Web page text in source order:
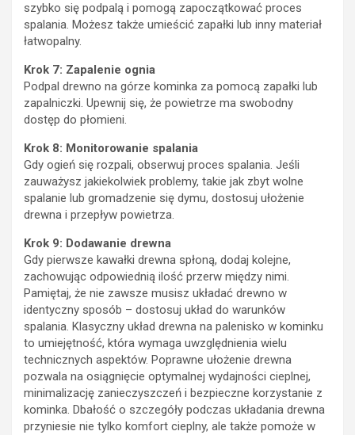
szybko się podpalą i pomogą zapoczątkować proces
spalania. Możesz także umieścić zapałki lub inny materiał
łatwopalny.
Krok 7: Zapalenie ognia
Podpal drewno na górze kominka za pomocą zapałki lub
zapalniczki. Upewnij się, że powietrze ma swobodny
dostęp do płomieni.
Krok 8: Monitorowanie spalania
Gdy ogień się rozpali, obserwuj proces spalania. Jeśli
zauważysz jakiekolwiek problemy, takie jak zbyt wolne
spalanie lub gromadzenie się dymu, dostosuj ułożenie
drewna i przepływ powietrza.
Krok 9: Dodawanie drewna
Gdy pierwsze kawałki drewna spłoną, dodaj kolejne,
zachowując odpowiednią ilość przerw między nimi.
Pamiętaj, że nie zawsze musisz układać drewno w
identyczny sposób – dostosuj układ do warunków
spalania. Klasyczny układ drewna na palenisko w kominku
to umiejętność, która wymaga uwzględnienia wielu
technicznych aspektów. Poprawne ułożenie drewna
pozwala na osiągnięcie optymalnej wydajności cieplnej,
minimalizację zanieczyszczeń i bezpieczne korzystanie z
kominka. Dbałość o szczegóły podczas układania drewna
przyniesie nie tylko komfort cieplny, ale także pomoże w